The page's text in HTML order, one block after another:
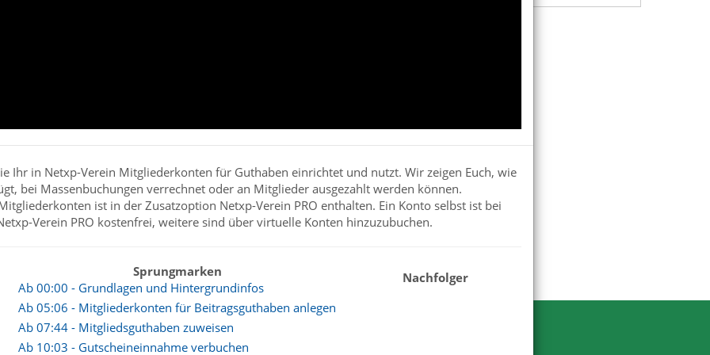
Ihr in Netxp-Verein Mitgliederkonten für Guthaben einrichtet und nutzt. Wir zeigen Euch, wie
bei Massenbuchungen verrechnet oder an Mitglieder ausgezahlt werden können.
ist in der Zusatzoption Netxp-Verein PRO enthalten. Ein Konto selbst ist bei
Verein PRO kostenfrei, weitere sind über virtuelle Konten hinzuzubuchen.
Sprungmarken
Ab 00:00 - Grundlagen und Hintergrundinfos
Ab 05:06 - Mitgliederkonten für Beitragsguthaben anlegen
Ab 07:44 - Mitgliedsguthaben zuweisen
Ab 10:03 - Gutscheineinnahme verbuchen
Nachfolger